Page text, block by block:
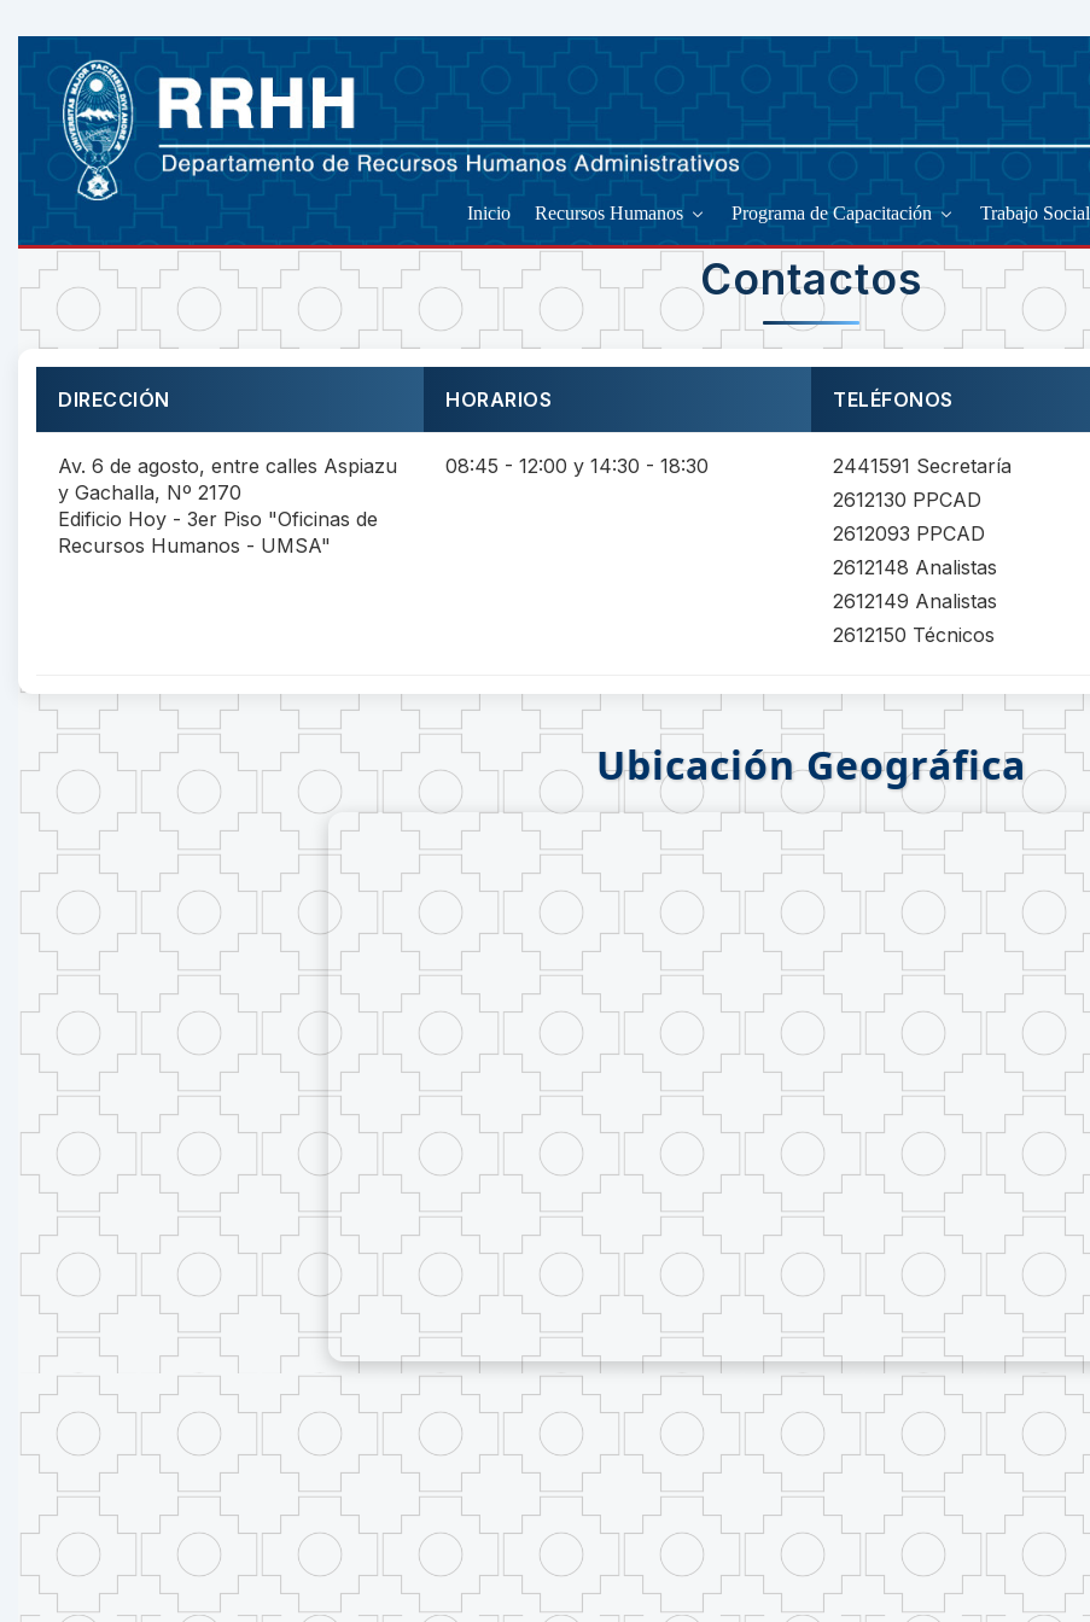
Inicio Recursos Humanos Programa de Capacitación Trabajo Social
Contactos
DIRECCIÓN HORARIOS TELÉFONOS
Av. 6 de agosto, entre calles Aspiazu
y Gachalla, Nº 2170
Edificio Hoy - 3er Piso "Oficinas de
Recursos Humanos - UMSA"
08:45 - 12:00 y 14:30 - 18:30
2441591 Secretaría
2612130 PPCAD
2612093 PPCAD
2612148 Analistas
2612149 Analistas
2612150 Técnicos
Ubicación Geográfica